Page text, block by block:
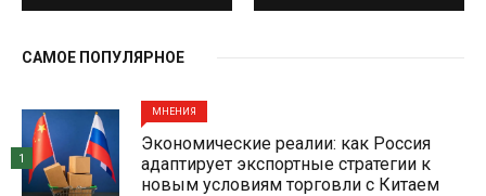
САМОЕ ПОПУЛЯРНОЕ
МНЕНИЯ
Экономические реалии: как Россия
адаптирует экспортные стратегии к
новым условиям торговли с Китаем
1